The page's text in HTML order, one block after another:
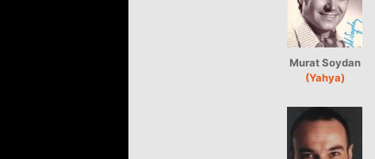
Murat Soydan
(Yahya)